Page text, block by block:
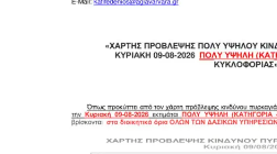
«Ό,τι μπορούσαμε κάναμε»,
καταφύγια που χρειάζονταν